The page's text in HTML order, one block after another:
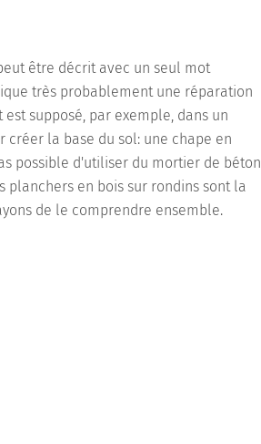
être décrit avec un seul mot
très probablement une réparation
supposé, par exemple, dans un
la base du sol: une chape en
possible d'utiliser du mortier de béton
en bois sur rondins sont la
de le comprendre ensemble.